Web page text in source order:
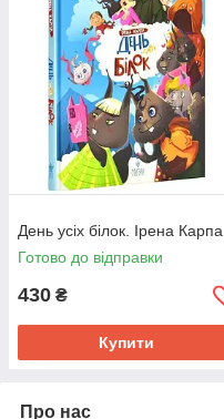
День усіх білок. Ірена Карпа
Готово до відправки
430 ₴
Купити
Про нас